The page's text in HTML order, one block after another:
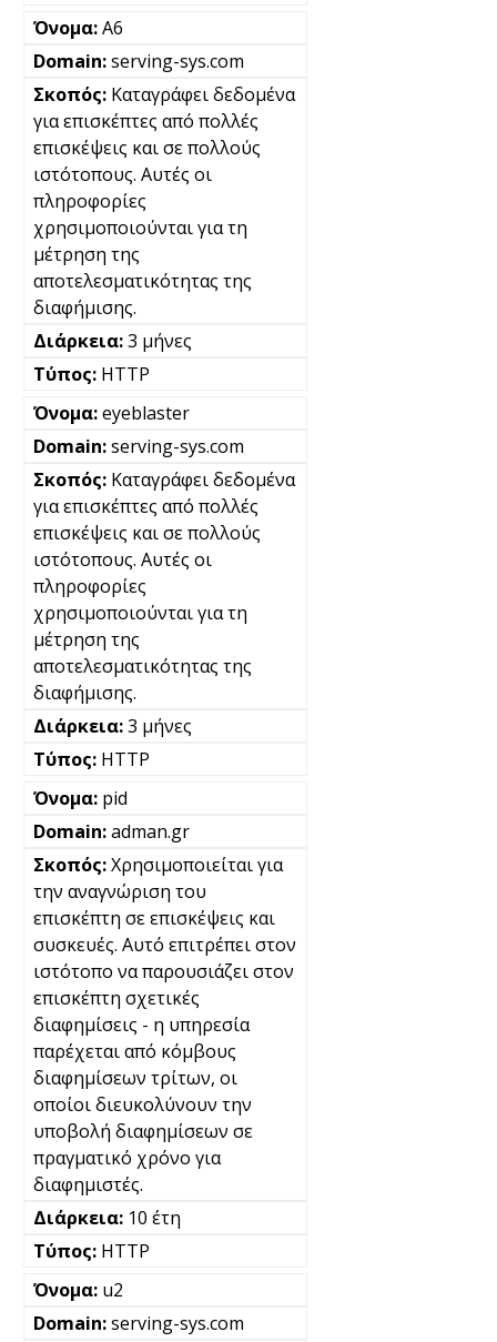
A6
serving-sys.com
Καταγράφει δεδομένα
για επισκέπτες από πολλές
επισκέψεις και σε πολλούς
ιστότοπους. Αυτές οι
πληροφορίες
χρησιμοποιούνται για τη
μέτρηση της
αποτελεσματικότητας της
διαφήμισης.
3 μήνες
HTTP
eyeblaster
serving-sys.com
Καταγράφει δεδομένα
για επισκέπτες από πολλές
επισκέψεις και σε πολλούς
ιστότοπους. Αυτές οι
πληροφορίες
χρησιμοποιούνται για τη
μέτρηση της
αποτελεσματικότητας της
διαφήμισης.
3 μήνες
HTTP
pid
adman.gr
Χρησιμοποιείται για
την αναγνώριση του
επισκέπτη σε επισκέψεις και
συσκευές. Αυτό επιτρέπει στον
ιστότοπο να παρουσιάζει στον
επισκέπτη σχετικές
διαφημίσεις - η υπηρεσία
παρέχεται από κόμβους
διαφημίσεων τρίτων, οι
οποίοι διευκολύνουν την
υποβολή διαφημίσεων σε
πραγματικό χρόνο για
διαφημιστές.
10 έτη
HTTP
u2
serving-sys.com